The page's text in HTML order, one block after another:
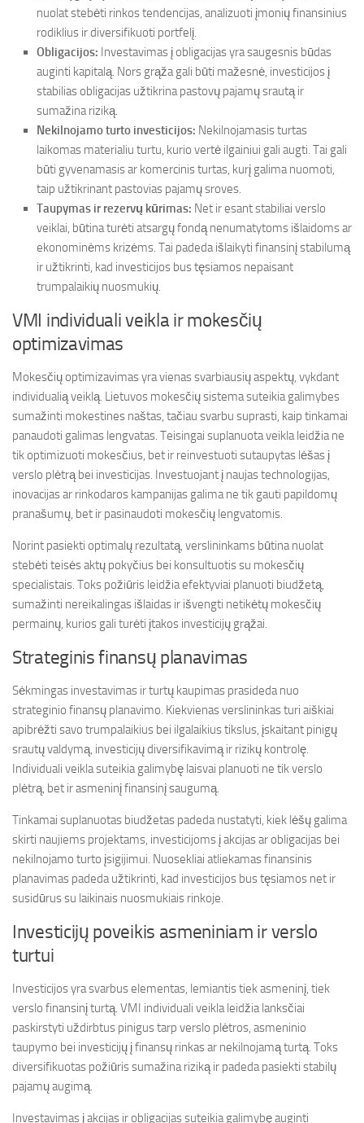
nuolat stebėti rinkos tendencijas, analizuoti įmonių finansinius
rodiklius ir diversifikuoti portfelį.
Obligacijos: Investavimas į obligacijas yra saugesnis būdas
auginti kapitalą. Nors grąža gali būti mažesnė, investicijos į
stabilias obligacijas užtikrina pastovų pajamų srautą ir
sumažina riziką.
Nekilnojamo turto investicijos: Nekilnojamasis turtas
laikomas materialiu turtu, kurio vertė ilgainiui gali augti. Tai gali
būti gyvenamasis ar komercinis turtas, kurį galima nuomoti,
taip užtikrinant pastovias pajamų sroves.
Taupymas ir rezervų kūrimas: Net ir esant stabiliai verslo
veiklai, būtina turėti atsargų fondą nenumatytoms išlaidoms ar
ekonominėms krizėms. Tai padeda išlaikyti finansinį stabilumą
ir užtikrinti, kad investicijos bus tęsiamos nepaisant
trumpalaikių nuosmukių.
VMI individuali veikla ir mokesčių
optimizavimas
Mokesčių optimizavimas yra vienas svarbiausių aspektų, vykdant
individualią veiklą. Lietuvos mokesčių sistema suteikia galimybes
sumažinti mokestines naštas, tačiau svarbu suprasti, kaip tinkamai
panaudoti galimas lengvatas. Teisingai suplanuota veikla leidžia ne
tik optimizuoti mokesčius, bet ir reinvestuoti sutaupytas lėšas į
verslo plėtrą bei investicijas. Investuojant į naujas technologijas,
inovacijas ar rinkodaros kampanijas galima ne tik gauti papildomų
pranašumų, bet ir pasinaudoti mokesčių lengvatomis.
Norint pasiekti optimalų rezultatą, verslininkams būtina nuolat
stebėti teisės aktų pokyčius bei konsultuotis su mokesčių
specialistais. Toks požiūris leidžia efektyviai planuoti biudžetą,
sumažinti nereikalingas išlaidas ir išvengti netikėtų mokesčių
permainų, kurios gali turėti įtakos investicijų grąžai.
Strateginis finansų planavimas
Sėkmingas investavimas ir turtų kaupimas prasideda nuo
strateginio finansų planavimo. Kiekvienas verslininkas turi aiškiai
apibrėžti savo trumpalaikius bei ilgalaikius tikslus, įskaitant pinigų
srautų valdymą, investicijų diversifikavimą ir rizikų kontrolę.
Individuali veikla suteikia galimybę laisvai planuoti ne tik verslo
plėtrą, bet ir asmeninį finansinį saugumą.
Tinkamai suplanuotas biudžetas padeda nustatyti, kiek lėšų galima
skirti naujiems projektams, investicijoms į akcijas ar obligacijas bei
nekilnojamo turto įsigijimui. Nuosekliai atliekamas finansinis
planavimas padeda užtikrinti, kad investicijos bus tęsiamos net ir
susidūrus su laikinais nuosmukiais rinkoje.
Investicijų poveikis asmeniniam ir verslo
turtui
Investicijos yra svarbus elementas, lemiantis tiek asmeninį, tiek
verslo finansinį turtą. VMI individuali veikla leidžia lanksčiai
paskirstyti uždirbtus pinigus tarp verslo plėtros, asmeninio
taupymo bei investicijų į finansų rinkas ar nekilnojamą turtą. Toks
diversifikuotas požiūris sumažina riziką ir padeda pasiekti stabilų
pajamų augimą.
Investavimas į akcijas ir obligacijas suteikia galimybę auginti